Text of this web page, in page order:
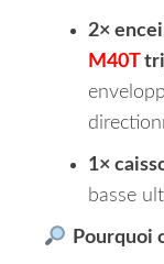
2×
M40T
1×
basse
Pourquoi